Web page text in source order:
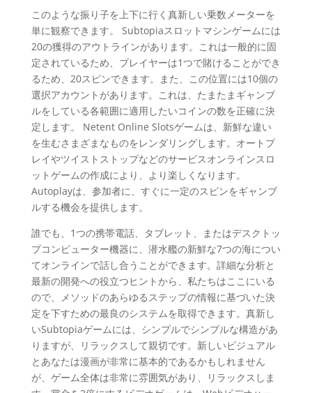
このような振り子を上下に行く真新しい乗数メーターを
単に観察できます。 Subtopiaスロットマシンゲームには
20の獲得のアウトラインがあります。これは一般的に固
定されているため、プレイヤーは1つで賭けることができ
るため、20スピンできます。また、この位置には10個の
選択アカウントがあります。これは、たまたまギャンブ
ルをしている各範囲に適用したいコインの数を正確に決
定します。 Netent Online Slotsゲームは、新鮮な違い
を生むさまざまなものをレンダリングします。オートプ
レイやツイストストップなどのサービスオンラインスロ
ットゲームの作成により、より楽しくなります。
Autoplayは、参加者に、すぐに一定のスピンをギャンブ
ルする機会を提供します。
誰でも、1つの携帯電話、タブレット、またはデスクトッ
プコンピューター機器に、潜水艦の新鮮な7つの海につい
てオンラインで話し合うことができます。詳細な分析と
最新の開発への役立つヒントから、私たちはここにいる
ので、メソッドのあらゆるステップの情報に基づいた決
定を下すための最良のシステムを取得できます。真新し
いSubtopiaゲームには、シンプルでシンプルな構造があ
りますが、リラックスして親切です。新しいビジュアル
とあなたは漫画が非常に基本的であるかもしれません
が、ゲーム全体は非常に雰囲気があり、リラックスしま